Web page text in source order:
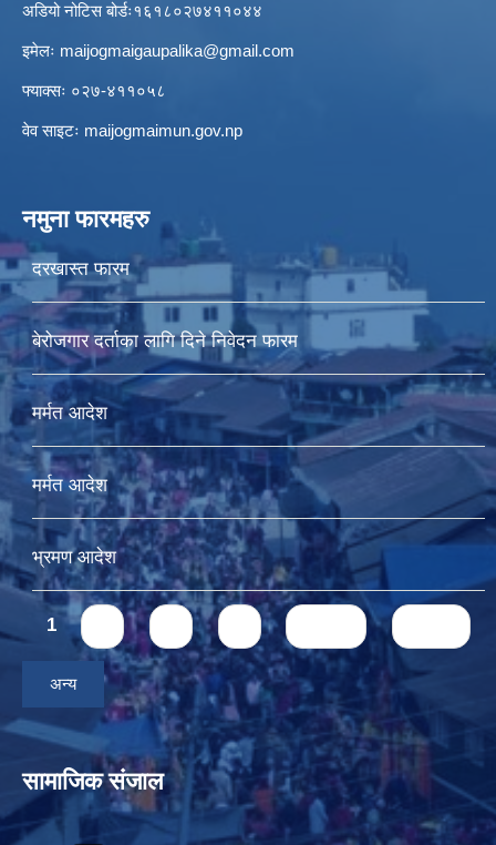
अडियो नोटिस बोर्डः१६१८०२७४११०४४
इमेलः maijogmaigaupalika@gmail.com
फ्याक्सः ०२७-४११०५८
वेव साइटः maijogmaimun.gov.np
नमुना फारमहरु
दरखास्त फारम
बेरोजगार दर्ताका लागि दिने निवेदन फारम
मर्मत आदेश
मर्मत आदेश
भ्रमण आदेश
Pages
1
अन्य
सामाजिक संजाल